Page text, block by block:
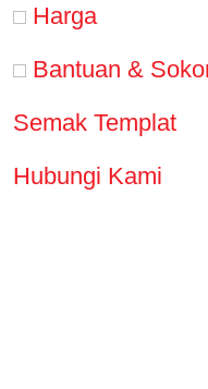
Harga
Bantuan &
Semak Templat
Hubungi Kami